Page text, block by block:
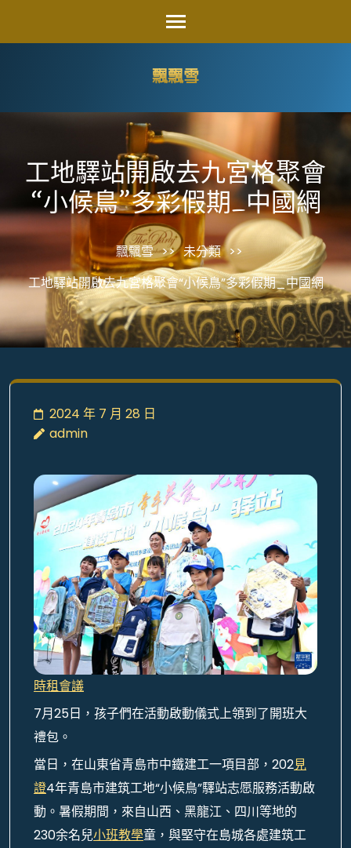
飄飄雪
工地驛站開啟去九宮格聚會
“小候鳥”多彩假期_中國網
飄飄雪 >> 未分類 >>
工地驛站開啟去九宮格聚會“小候鳥”多彩假期_中國網
2024 年 7 月 28 日
admin
時租會議
7月25日，孩子們在活動啟動儀式上領到了開班大
禮包。
當日，在山東省青島市中鐵建工一項目部，202見
證4年青島市建筑工地“小候鳥”驛站志愿服務活動啟
動。暑假期間，來自山西、黑龍江、四川等地的
230余名兒小班教學童，與堅守在島城各處建筑工